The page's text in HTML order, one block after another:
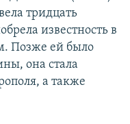
тридцать
известность в
Позже ей было
она стала
а также